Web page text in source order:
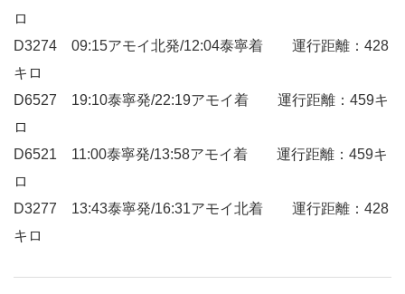
ロ
D3274 09:15アモイ北発/12:04泰寧着 運行距離：428
キロ
D6527 19:10泰寧発/22:19アモイ着 運行距離：459キ
ロ
D6521 11:00泰寧発/13:58アモイ着 運行距離：459キ
ロ
D3277 13:43泰寧発/16:31アモイ北着 運行距離：428
キロ